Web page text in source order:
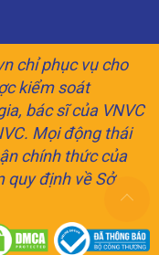
chỉ phục vụ cho
kiểm soát
bác sĩ của VNVC
Mọi động thái
chính thức của
quy định về Sở